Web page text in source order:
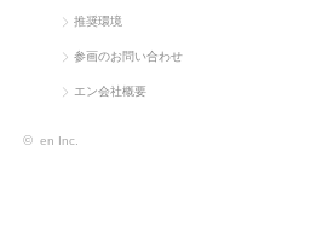
推奨環境
参画のお問い合わせ
エン会社概要
© en Inc.